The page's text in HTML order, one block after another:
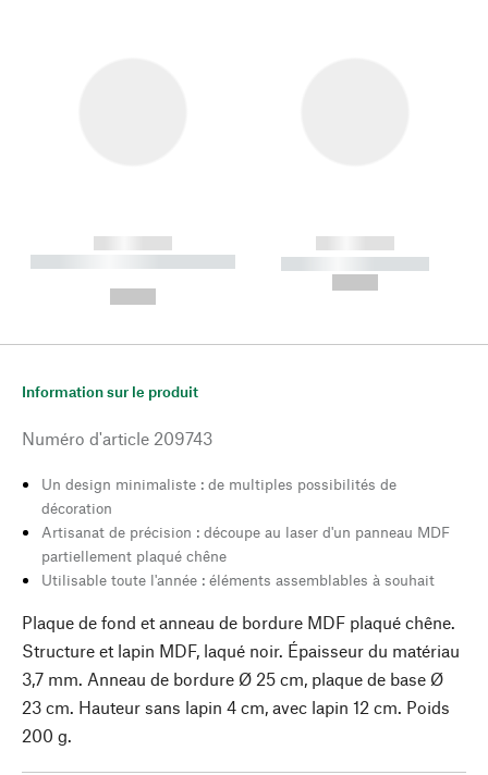
------------
----------- ----------- --------
------------
----------- -----------
Information sur le produit
Numéro d'article 209743
Un design minimaliste : de multiples possibilités de
décoration
Artisanat de précision : découpe au laser d'un panneau MDF
partiellement plaqué chêne
Utilisable toute l'année : éléments assemblables à souhait
Plaque de fond et anneau de bordure MDF plaqué chêne.
Structure et lapin MDF, laqué noir. Épaisseur du matériau
3,7 mm. Anneau de bordure Ø 25 cm, plaque de base Ø
23 cm. Hauteur sans lapin 4 cm, avec lapin 12 cm. Poids
200 g.